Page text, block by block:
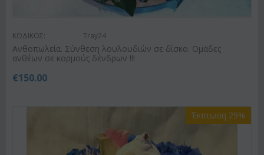
ΚΩΔΙΚΟΣ: Tray24
Ανθοπωλεία. Σύνθεση λουλουδιών σε δίσκο. Ομάδες
ανθέων σε κορμούς δένδρων !!!
€150.00
Έκπτωση 29%